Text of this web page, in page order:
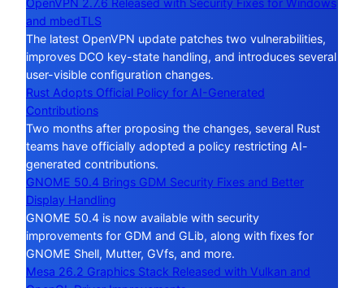
OpenVPN 2.7.6 Released with Security Fixes for Windows
and mbedTLS
The latest OpenVPN update patches two vulnerabilities,
improves DCO key-state handling, and introduces several
user-visible configuration changes.
Rust Adopts Official Policy for AI-Generated
Contributions
Two months after proposing the changes, several Rust
teams have officially adopted a policy restricting AI-
generated contributions.
GNOME 50.4 Brings GDM Security Fixes and Better
Display Handling
GNOME 50.4 is now available with security
improvements for GDM and GLib, along with fixes for
GNOME Shell, Mutter, GVfs, and more.
Mesa 26.2 Graphics Stack Released with Vulkan and